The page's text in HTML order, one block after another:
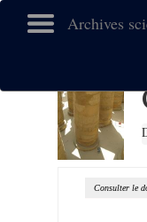
Archives
Consulter le